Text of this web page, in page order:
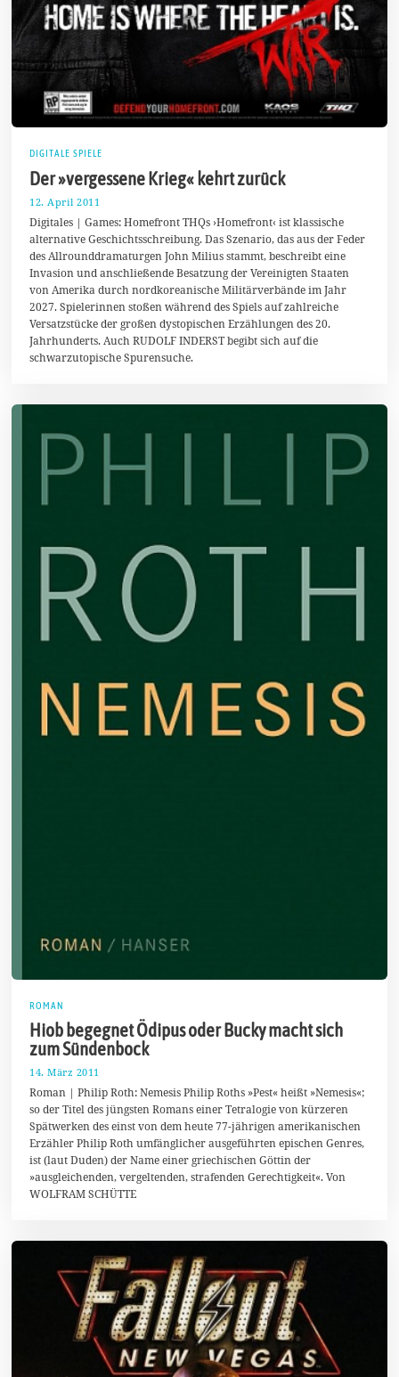
DIGITALE SPIELE
Der »vergessene Krieg« kehrt zurück
12. April 2011
.
S
e
p
e
m
b
r
2
7
Digitales | Games: Homefront THQs ›Homefront‹ ist klassische
alternative Geschichtsschreibung. Das Szenario, das aus der Feder
des Allrounddramaturgen John Milius stammt, beschreibt eine
Invasion und anschließende Besatzung der Vereinigten Staaten
von Amerika durch nordkoreanische Militärverbände im Jahr
2027. Spielerinnen stoßen während des Spiels auf zahlreiche
Versatzstücke der großen dystopischen Erzählungen des 20.
Jahrhunderts. Auch RUDOLF INDERST begibt sich auf die
schwarzutopische Spurensuche.
ROMAN
Hiob begegnet Ödipus oder Bucky macht sich
zum Sündenbock
14. März 2011
6
.
J
a
n
u
a
r
2
Roman | Philip Roth: Nemesis Philip Roths »Pest« heißt »Nemesis«;
so der Titel des jüngsten Romans einer Tetralogie von kürzeren
Spätwerken des einst von dem heute 77-jährigen amerikanischen
Erzähler Philip Roth umfänglicher ausgeführten epischen Genres,
ist (laut Duden) der Name einer griechischen Göttin der
»ausgleichenden, vergeltenden, strafenden Gerechtigkeit«. Von
WOLFRAM SCHÜTTE